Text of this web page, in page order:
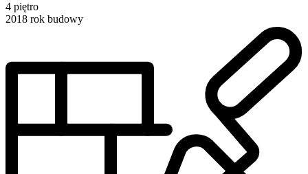
4 piętro
2018 rok budowy